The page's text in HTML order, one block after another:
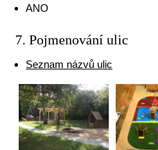
ANO
7. Pojmenování ulic
Seznam názvů ulic